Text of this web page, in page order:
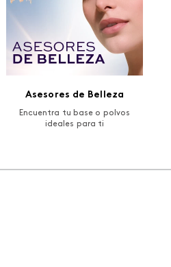
Asesores de Belleza
Encuentra tu base o polvos
ideales para ti
Razones para amarlo
Corrector sérum facial Pro-Hialuron con
ml e 0.18 fl. oz. (11.17 x 1.43 x 1.43 cm)
USD 24.00
claire creme 110